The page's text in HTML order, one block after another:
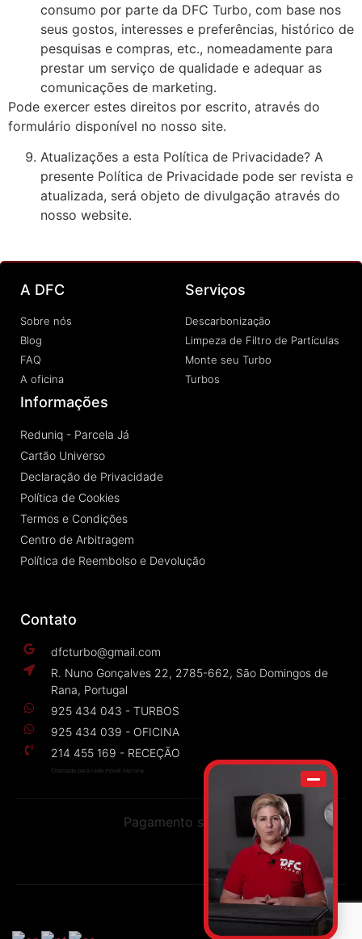
consumo por parte da DFC Turbo, com base nos
seus gostos, interesses e preferências, histórico de
pesquisas e compras, etc., nomeadamente para
prestar um serviço de qualidade e adequar as
comunicações de marketing.
Pode exercer estes direitos por escrito, através do
formulário disponível no nosso site.
Atualizações a esta Política de Privacidade? A
presente Política de Privacidade pode ser revista e
atualizada, será objeto de divulgação através do
nosso website.
A DFC
Sobre nós
Blog
FAQ
A oficina
Serviços
Descarbonização
Limpeza de Filtro de Partículas
Monte seu Turbo
Turbos
Informações
Reduniq - Parcela Já
Cartão Universo
Declaração de Privacidade
Política de Cookies
Termos e Condições
Centro de Arbitragem
Política de Reembolso e Devolução
Contato
dfcturbo@gmail.com
R. Nuno Gonçalves 22, 2785-662, São Domingos de
Rana, Portugal
925 434 043 - TURBOS
925 434 039 - OFICINA
214 455 169 - RECEÇÃO
Chamada para rede móvel naciona
Pagamento seguro
Todos os direitos reservados